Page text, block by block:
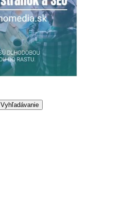
Vyhľadávanie